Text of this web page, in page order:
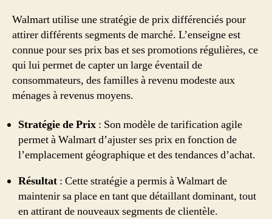
Walmart utilise une stratégie de prix différenciés pour
attirer différents segments de marché. L’enseigne est
connue pour ses prix bas et ses promotions régulières, ce
qui lui permet de capter un large éventail de
consommateurs, des familles à revenu modeste aux
ménages à revenus moyens.
Stratégie de Prix : Son modèle de tarification agile
permet à Walmart d’ajuster ses prix en fonction de
l’emplacement géographique et des tendances d’achat.
Résultat : Cette stratégie a permis à Walmart de
maintenir sa place en tant que détaillant dominant, tout
en attirant de nouveaux segments de clientèle.